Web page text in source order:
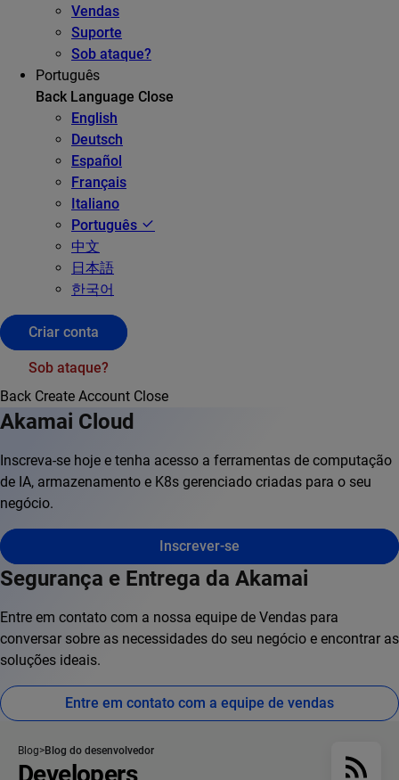
Vendas
Suporte
Sob ataque?
Português
Back Language Close
English
Deutsch
Español
Français
Italiano
Português
中文
日本語
한국어
Criar conta
Sob ataque?
Back Create Account Close
Akamai Cloud
Inscreva-se hoje e tenha acesso a ferramentas de computação
de IA, armazenamento e K8s gerenciado criadas para o seu
negócio.
Inscrever-se
Segurança e Entrega da Akamai
Entre em contato com a nossa equipe de Vendas para
conversar sobre as necessidades do seu negócio e encontrar as
soluções ideais.
Entre em contato com a equipe de vendas
Blog Blog do desenvolvedor